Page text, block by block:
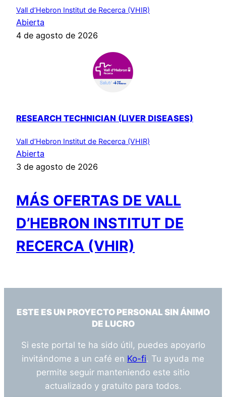
Vall d’Hebron Institut de Recerca (VHIR)
Abierta
4 de agosto de 2026
RESEARCH TECHNICIAN (LIVER DISEASES)
Vall d’Hebron Institut de Recerca (VHIR)
Abierta
3 de agosto de 2026
MÁS OFERTAS DE VALL
D’HEBRON INSTITUT DE
RECERCA (VHIR)
ESTE ES UN PROYECTO PERSONAL SIN ÁNIMO
DE LUCRO
Si este portal te ha sido útil, puedes apoyarlo
invitándome a un café en Ko-fi. Tu ayuda me
permite seguir manteniendo este sitio
actualizado y gratuito para todos.